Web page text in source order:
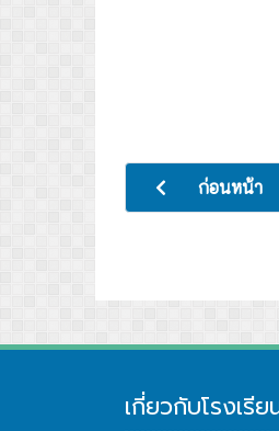
เนื้อหาก่อนหน้า:
ก่อนหน้า
เกี่ยวกับโรงเรีย